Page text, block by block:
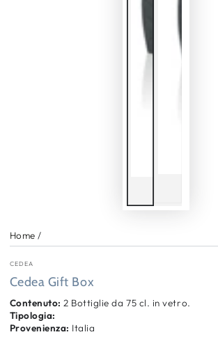
Home /
CEDEA
Cedea Gift Box
Contenuto: 2 Bottiglie da 75 cl. in vetro.
Tipologia:
Provenienza: Italia